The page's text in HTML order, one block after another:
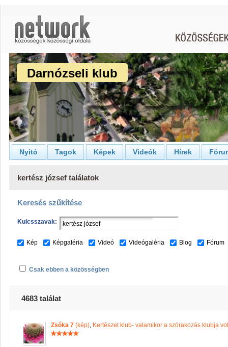
Darnózseli klub
Nyitó Tagok Képek Videók Hírek
kertész józsef találatok
Keresés szűkítése
Kulcsszavak:
Kép Képgaléria Videó Videógaléria Blog Fórum
Csak ebben a közösségben
4683 találat
Zsóka 7 (kép), Kertészet klub- valamikor a szórakozás klubja